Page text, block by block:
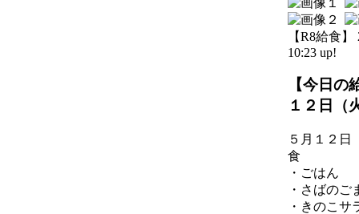
【R8給食】
10:23 up!
【今日の
１２日（
５月１２日
食
・ごはん
・さばのご
・きのこサ